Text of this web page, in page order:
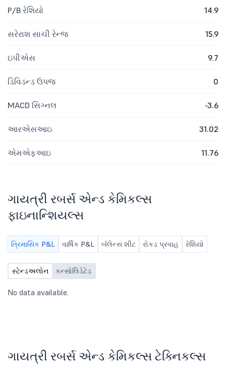
P/B રેશિયો 14.9
સરેરાશ સાચી રેન્જ 15.9
ઇપીએસ 9.7
ડિવિડન્ડ ઉપજ 0
MACD સિગ્નલ -3.6
આરએસઆઇ 31.02
એમએફઆઇ 11.76
ગાયત્રી રબર્સ એન્ડ કેમિકલ્સ
ફાઇનાન્શિયલ્સ
ત્રિમાસિક P&L વાર્ષિક P&L બૅલેન્સ શીટ રોકડ પ્રવાહ રેશિયો
સ્ટેન્ડઅલોન કન્સોલિડેટેડ
No data available.
ગાયત્રી રબર્સ એન્ડ કેમિકલ્સ ટેક્નિકલ્સ